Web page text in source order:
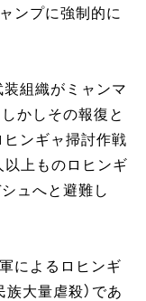
ンプに強制的に
組織がミャンマ
かしその報復と
ヒンギャ掃討作戦
以上ものロヒンギ
ュへと避難し
によるロヒンギ
族大量虐殺）であ